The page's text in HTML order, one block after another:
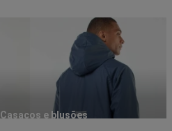
Casacos e blusões